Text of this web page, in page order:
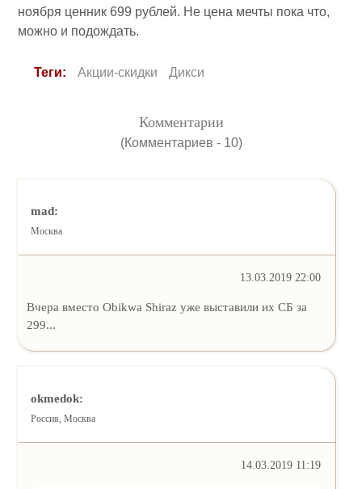
ноября ценник 699 рублей. Не цена мечты пока что,
можно и подождать.
Теги: Акции-скидки Дикси
Комментарии
(Комментариев - 10)
mad:
Москва
13.03.2019 22:00
Вчера вместо Obikwa Shiraz уже выставили их СБ за
299...
okmedok:
Россия, Москва
14.03.2019 11:19